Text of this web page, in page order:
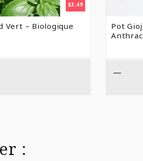
$3,49
Vert – Biologique
Pot
—
: